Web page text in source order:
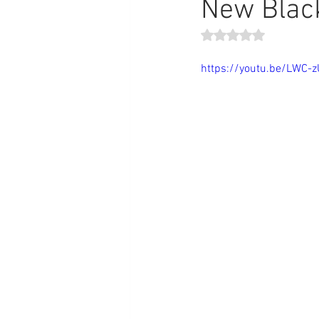
New
Obtuvo NaN de 5
https://youtu.be/LWC-